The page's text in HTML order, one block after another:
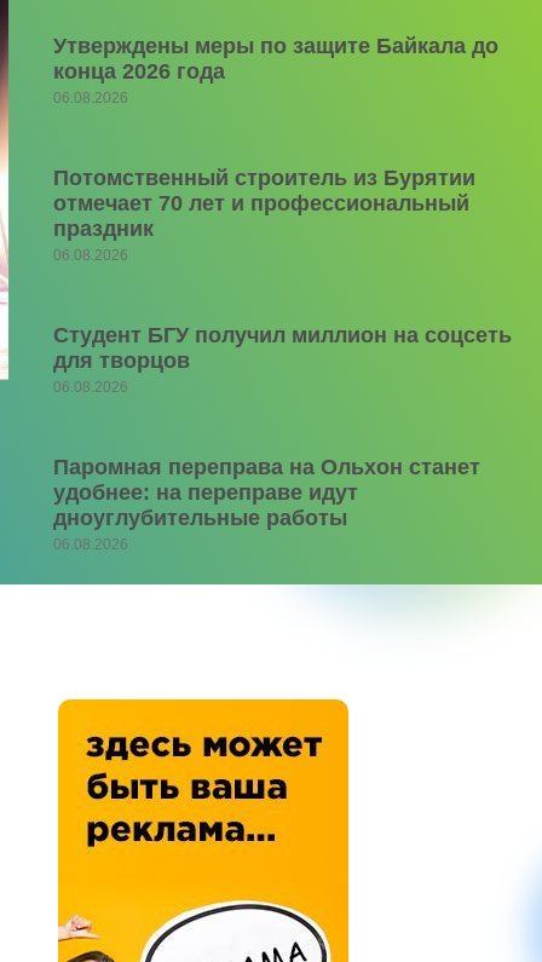
Утверждены меры по защите Байкала до
конца 2026 года
06.08.2026
Потомственный строитель из Бурятии
отмечает 70 лет и профессиональный
праздник
06.08.2026
Студент БГУ получил миллион на соцсеть
для творцов
06.08.2026
Паромная переправа на Ольхон станет
удобнее: на переправе идут
дноуглубительные работы
06.08.2026